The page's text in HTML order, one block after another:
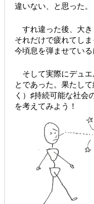
違いない、と思った。
すれ違った後、大き
それだけで疲れてし
今頃息を弾ませている
そして実際にデュエ
とであった。果たし
く）♯持続可能な社会
を考えてみよう！